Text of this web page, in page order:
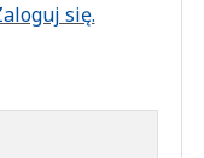
się.